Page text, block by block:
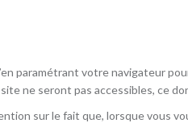
paramétrant votre navigateur
ne seront pas accessibles, ce
sur le fait que, lorsque vous